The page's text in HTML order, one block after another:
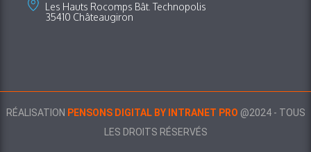
Les Hauts Rocomps Bât. Technopolis
35410 Châteaugiron
RÉALISATION PENSONS DIGITAL BY INTRANET PRO @2024 - TOUS
LES DROITS RÉSERVÉS